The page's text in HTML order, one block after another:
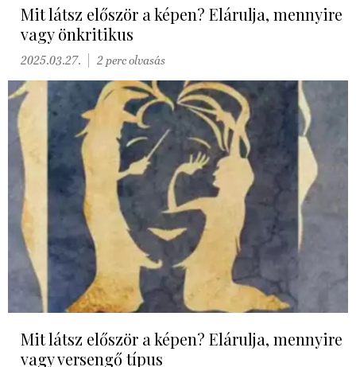
Mit látsz először a képen? Elárulja, mennyire
vagy önkritikus
2025.03.27. 2 perc olvasás
Mit látsz először a képen? Elárulja, mennyire
vagy versengő típus